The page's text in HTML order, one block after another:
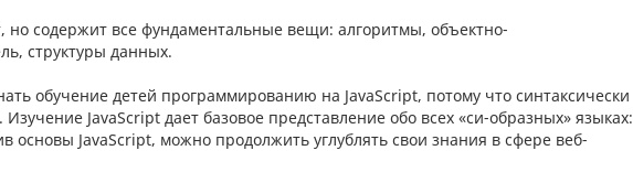
но содержит все фундаментальные вещи: алгоритмы, объектно-
структуры данных.
обучение детей программированию на JavaScript, потому что синтаксически
JavaScript дает базовое представление обо всех «си-образных» языках:
основы JavaScript, можно продолжить углублять свои знания в сфере веб-